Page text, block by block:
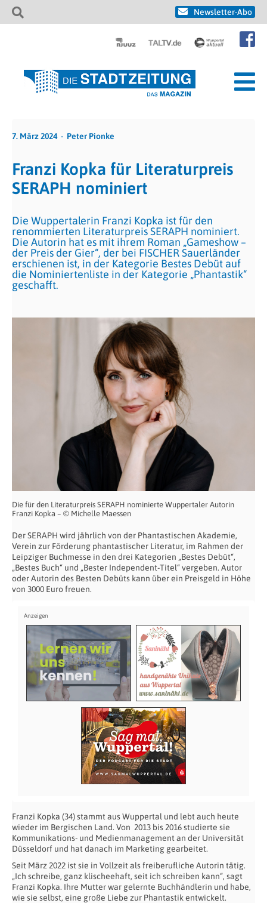
Newsletter-Abo
7. März 2024 Peter Pionke
Franzi Kopka für Literaturpreis
SERAPH nominiert
Die Wuppertalerin Franzi Kopka ist für den
renommierten Literaturpreis SERAPH nominiert.
Die Autorin hat es mit ihrem Roman „Gameshow –
der Preis der Gier“, der bei FISCHER Sauerländer
erschienen ist, in der Kategorie Bestes Debüt auf
die Nominiertenliste in der Kategorie „Phantastik“
geschafft.
Die für den Literaturpreis SERAPH nominierte Wuppertaler Autorin
Franzi Kopka – © Michelle Maessen
Der SERAPH wird jährlich von der Phantastischen Akademie,
Verein zur Förderung phantastischer Literatur, im Rahmen der
Leipziger Buchmesse in den drei Kategorien „Bestes Debüt“,
„Bestes Buch“ und „Bester Independent-Titel“ vergeben. Autor
oder Autorin des Besten Debüts kann über ein Preisgeld in Höhe
von 3000 Euro freuen.
Franzi Kopka (34) stammt aus Wuppertal und lebt auch heute
wieder im Bergischen Land. Von 2013 bis 2016 studierte sie
Kommunikations- und Medienmanagement an der Universität
Düsseldorf und hat danach im Marketing gearbeitet.
Seit März 2022 ist sie in Vollzeit als freiberufliche Autorin tätig.
„Ich schreibe, ganz klischeehaft, seit ich schreiben kann“, sagt
Franzi Kopka. Ihre Mutter war gelernte Buchhändlerin und habe,
wie sie selbst, eine große Liebe zur Phantastik entwickelt.